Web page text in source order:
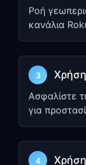
Ροή
κανάλια
3
Ασφαλίστε
για
4